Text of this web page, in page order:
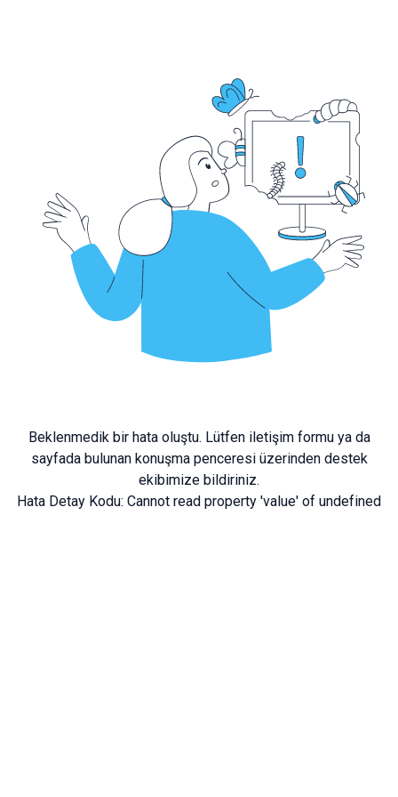
Beklenmedik bir hata oluştu. Lütfen iletişim formu ya da
sayfada bulunan konuşma penceresi üzerinden destek
ekibimize bildiriniz.
Hata Detay Kodu: Cannot read property 'value' of undefined